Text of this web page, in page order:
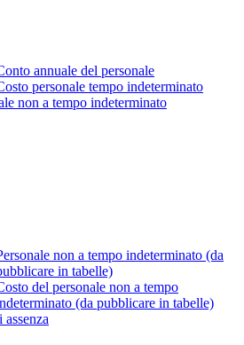
annuale del personale
personale tempo indeterminato
non a tempo indeterminato
non a tempo indeterminato (da
in tabelle)
del personale non a tempo
(da pubblicare in tabelle)
assenza